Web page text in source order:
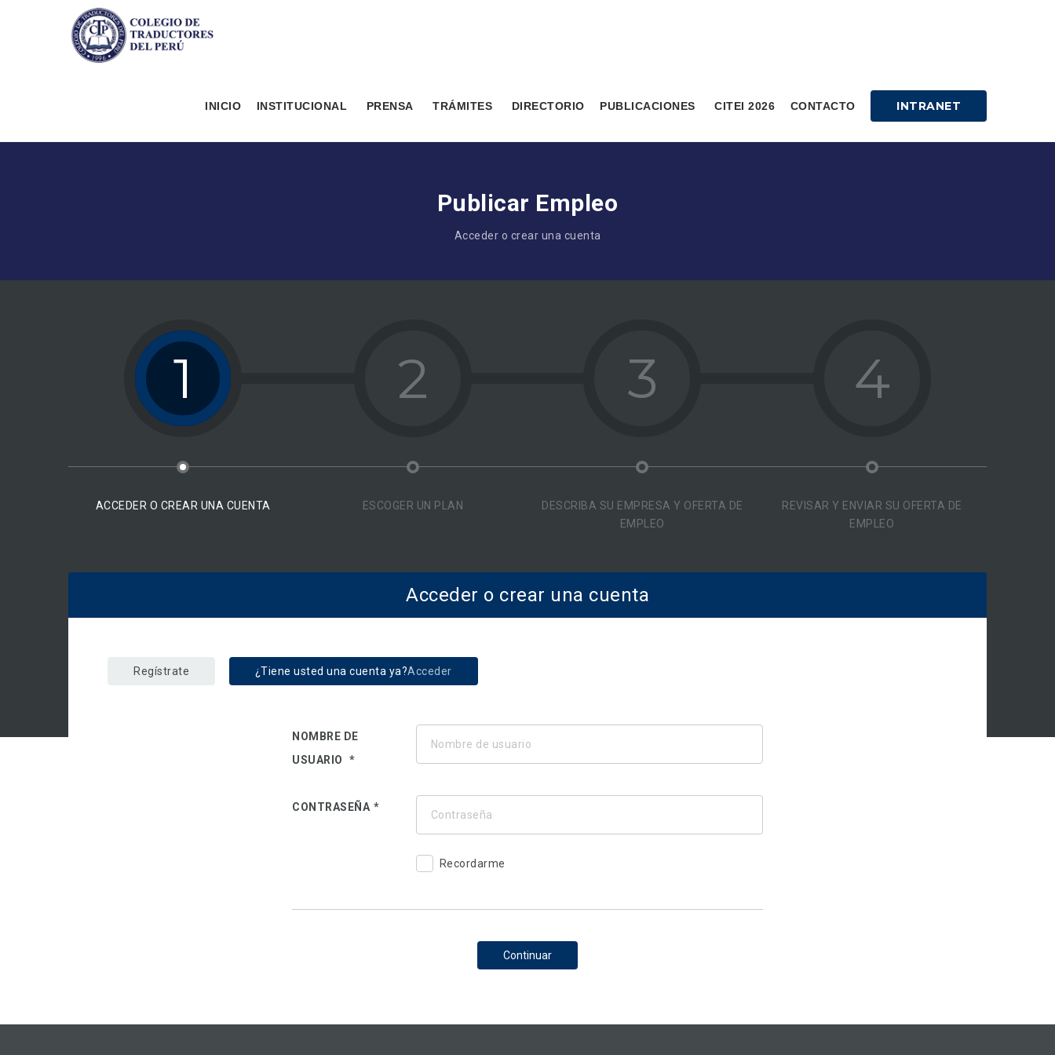
INICIO INSTITUCIONAL PRENSA TRÁMITES DIRECTORIO PUBLICACIONES CITEI 2026 CONTACTO INTRANET
Publicar Empleo
Acceder o crear una cuenta
1
ACCEDER O CREAR UNA CUENTA
2
ESCOGER UN PLAN
3
DESCRIBA SU EMPRESA Y OFERTA DE
EMPLEO
4
REVISAR Y ENVIAR SU OFERTA DE
EMPLEO
Acceder o crear una cuenta
Regístrate ¿Tiene usted una cuenta ya?Acceder
NOMBRE DE
USUARIO
CONTRASEÑA
Recordarme
Continuar